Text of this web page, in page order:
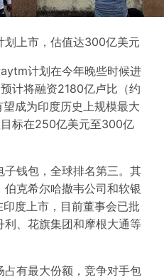
上市，估值达300亿美元
计划在今年晚些时候进
计将融资2180亿卢比（约
成为印度历史上规模最大
标在250亿美元至300亿
钱包，全球排名第三。其
克希尔哈撒韦公司和软银
度上市，目前董事会已批
、花旗集团和摩根大通等
有最大份额，竞争对手包